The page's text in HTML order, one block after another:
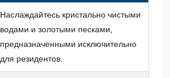
Наслаждайтесь кристально чистыми
водами и золотыми песками,
предназначенными исключительно
для резидентов.